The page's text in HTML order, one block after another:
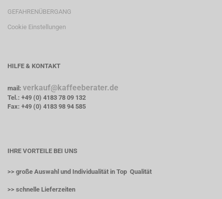
GEFAHRENÜBERGANG
Cookie Einstellungen
HILFE & KONTAKT
mail: verkauf@kaffeeberater.de
Tel.: +49 (0) 4183 78 09 132
Fax: +49 (0) 4183 98 94 585
IHRE VORTEILE BEI UNS
>> große Auswahl und Individualität in Top Qualität
>> schnelle Lieferzeiten